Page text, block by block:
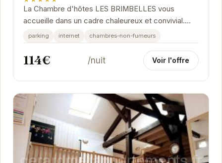
La Chambre d'hôtes LES BRIMBELLES vous
accueille dans un cadre chaleureux et convivial.
Profitez du calme et de la sérénité des lieux pour
un...
parking internet chambres-non-fumeurs
114€ /nuit Voir l'offre